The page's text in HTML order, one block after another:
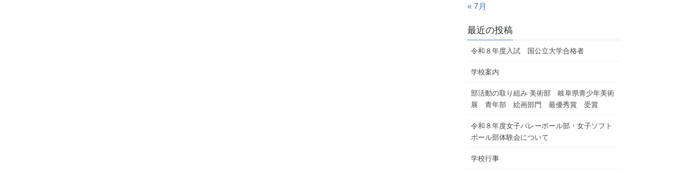
« 7月
最近の投稿
令和８年度入試 国公立大学合格者
学校案内
部活動の取り組み 美術部 岐阜県青少年美術
展 青年部 絵画部門 最優秀賞 受賞
令和８年度女子バレーボール部・女子ソフト
ボール部体験会について
学校行事